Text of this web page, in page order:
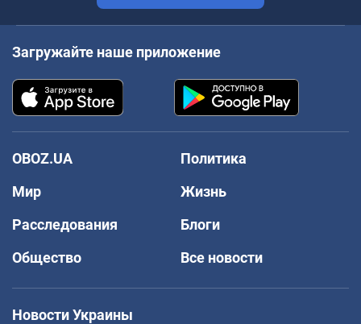
Загружайте наше приложение
OBOZ.UA
Политика
Мир
Жизнь
Расследования
Блоги
Общество
Все новости
Новости Украины